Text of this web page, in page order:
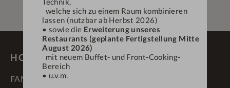
welche sich zu einem Raum kombinieren
lassen (nutzbar ab Herbst 2026)
• sowie die Erweiterung unseres
Restaurants (geplante Fertigstellung Mitte
August 2026)
mit neuem Buffet- und Front-Cooking-
Bereich
• u.v.m.
HOTEL DEIN ENGEL ****S
FAMILIE SCHÄDLER